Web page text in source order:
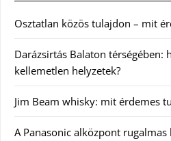
Osztatlan közös tulajdon – mit
Darázsirtás Balaton térségében:
kellemetlen helyzetek?
Jim Beam whisky: mit érdemes
A Panasonic alközpont